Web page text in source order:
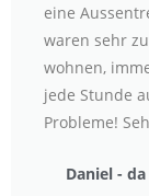
eine
waren sehr
wohnen,
jede Stunde
Probleme!
Daniel - da